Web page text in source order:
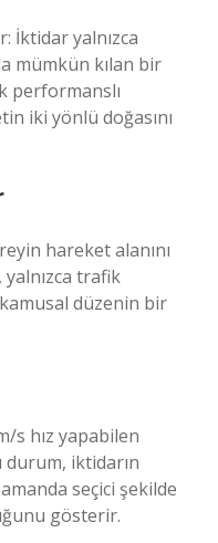
İktidar yalnızca
mümkün kılan bir
performanslı
iki yönlü doğasını
hareket alanını
yalnızca trafik
düzenin bir
s hız yapabilen
durum, iktidarın
seçici şekilde
gösterir.